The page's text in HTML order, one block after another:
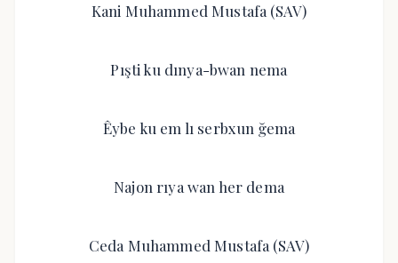
Kani Muhammed Mustafa (SAV)
Pışti ku dınya-bwan nema
Êybe ku em lı serbxun ğema
Najon rıya wan her dema
Ceda Muhammed Mustafa (SAV)